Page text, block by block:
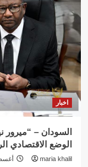
اخبار
السودان –
الوضع الاقتصادي
maria khalil أغسطس